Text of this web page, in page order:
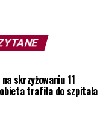
skrzyżowaniu 11
trafiła do szpitala